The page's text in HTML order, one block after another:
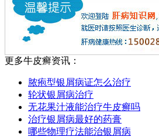
更多牛皮癣资讯：
脓疱型银屑病证怎么治疗
轮状银屑病治疗
无花果汁液能治疗牛皮癣吗
治疗银屑病最好的药膏
哪些物理疗法能治银屑病